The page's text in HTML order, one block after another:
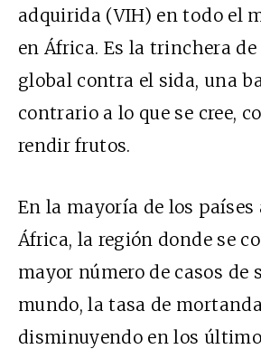
adquirida (VIH) en todo el
en África. Es la trinchera
global contra el sida, una
contrario a lo que se cree,
rendir frutos.
En la mayoría de los países
África, la región donde se
mayor número de casos de
mundo, la tasa de
disminuyendo en los